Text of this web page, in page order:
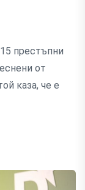
престъпни
от
каза, че е